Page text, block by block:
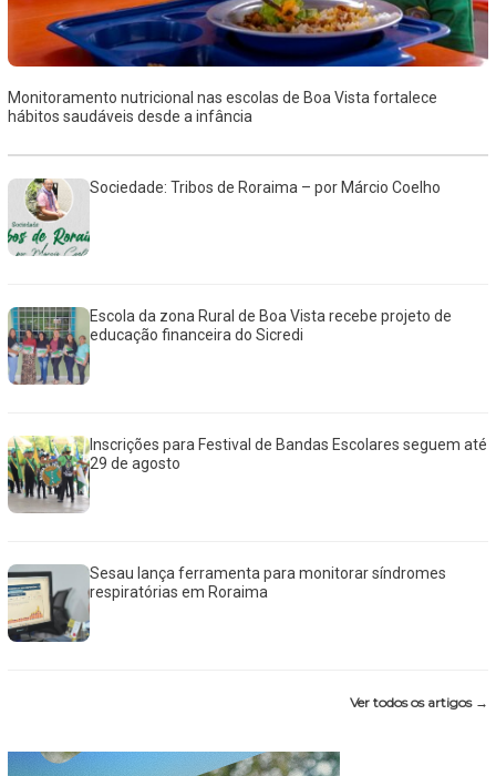
Monitoramento nutricional nas escolas de Boa Vista fortalece
hábitos saudáveis desde a infância
Sociedade: Tribos de Roraima – por Márcio Coelho
Escola da zona Rural de Boa Vista recebe projeto de
educação financeira do Sicredi
Inscrições para Festival de Bandas Escolares seguem até
29 de agosto
Sesau lança ferramenta para monitorar síndromes
respiratórias em Roraima
Ver todos os artigos →